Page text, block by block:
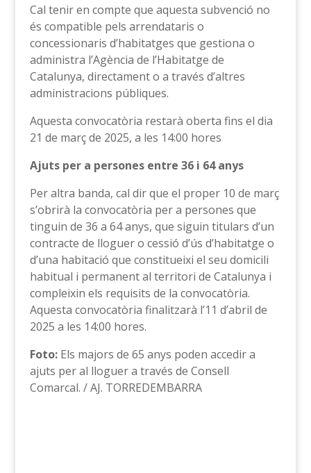
Cal tenir en compte que aquesta subvenció no
és compatible pels arrendataris o
concessionaris d’habitatges que gestiona o
administra l’Agència de l’Habitatge de
Catalunya, directament o a través d’altres
administracions públiques.
Aquesta convocatòria restarà oberta fins el dia
21 de març de 2025, a les 14:00 hores
Ajuts per a persones entre 36 i 64 anys
Per altra banda, cal dir que el proper 10 de març
s’obrirà la convocatòria per a persones que
tinguin de 36 a 64 anys, que siguin titulars d’un
contracte de lloguer o cessió d’ús d’habitatge o
d’una habitació que constitueixi el seu domicili
habitual i permanent al territori de Catalunya i
compleixin els requisits de la convocatòria.
Aquesta convocatòria finalitzarà l’11 d’abril de
2025 a les 14:00 hores.
Foto:Els majors de 65 anys poden accedir a
ajuts per al lloguer a través de Consell
Comarcal. / AJ. TORREDEMBARRA